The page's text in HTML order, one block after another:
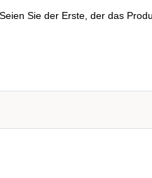
Sie der Erste, der das